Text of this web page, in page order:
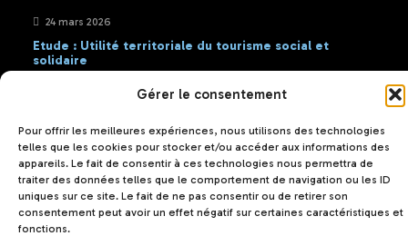
Gérer le consentement
Pour offrir les meilleures expériences, nous utilisons des technologies
telles que les cookies pour stocker et/ou accéder aux informations des
appareils. Le fait de consentir à ces technologies nous permettra de
traiter des données telles que le comportement de navigation ou les ID
uniques sur ce site. Le fait de ne pas consentir ou de retirer son
consentement peut avoir un effet négatif sur certaines caractéristiques et
fonctions.
24 mars 2026
Etude : Utilité territoriale du tourisme social et
solidaire
Contact